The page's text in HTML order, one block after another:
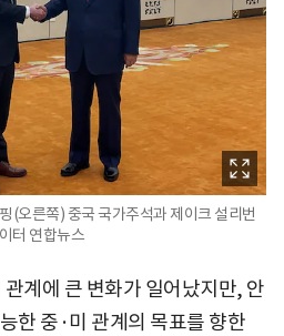
(오른쪽) 중국 국가주석과 제이크 설리번
터 연합뉴스
계에 큰 변화가 일어났지만, 안
한 중·미 관계의 목표를 향한